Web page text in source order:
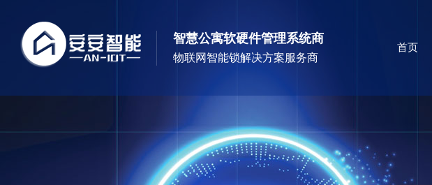
智慧公寓软硬件管理系统商
物联网智能锁解决方案服务商
首页